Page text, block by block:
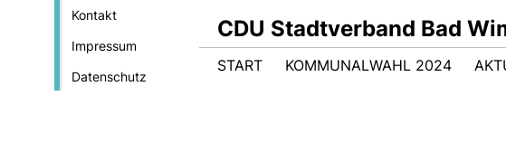
Kontakt
Impressum
Datenschutz
CDU Stadtverband Bad
START KOMMUNALWAHL 2024